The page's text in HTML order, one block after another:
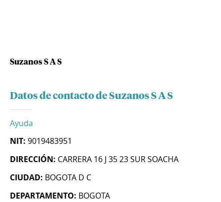
Suzanos S A S
Datos de contacto de Suzanos S A S
Ayuda
NIT: 9019483951
DIRECCIÓN: CARRERA 16 J 35 23 SUR SOACHA
CIUDAD: BOGOTA D C
DEPARTAMENTO: BOGOTA